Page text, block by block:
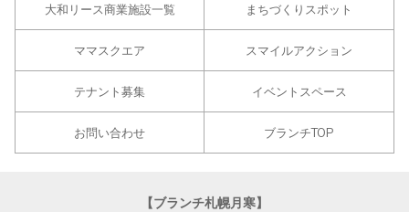
大和リース商業施設一覧 まちづくりスポット
ママスクエア スマイルアクション
テナント募集 イベントスペース
お問い合わせ ブランチTOP
【ブランチ札幌月寒】